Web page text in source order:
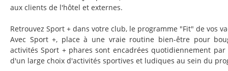
aux clients de l'hôtel et externes.
Retrouvez Sport + dans votre club, le programme "Fit" de vos
Avec Sport +, place à une vraie routine bien-être pour
activités Sport + phares sont encadrées quotidiennement
d'un large choix d'activités sportives et ludiques au sein du